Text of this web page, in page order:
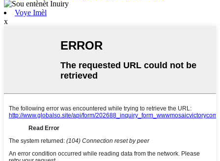
Voye Imèl
x